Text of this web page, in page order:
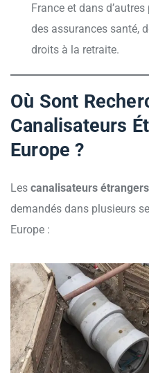
France et dans
des assurances santé,
droits à la retraite.
Où Sont
Canalisateurs
Europe ?
Les canalisateurs étrangers
demandés dans plusieurs
Europe :